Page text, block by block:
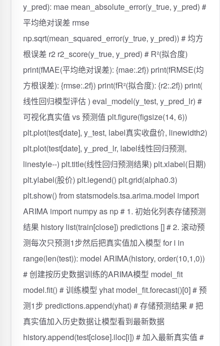
y_pred): mae mean_absolute_error(y_true, y_pred) #
平均绝对误差 rmse
np.sqrt(mean_squared_error(y_true, y_pred)) # 均方
根误差 r2 r2_score(y_true, y_pred) # R²(拟合度)
print(fMAE(平均绝对误差): {mae:.2f}) print(fRMSE(均
方根误差): {rmse:.2f}) print(fR²(拟合度): {r2:.2f}) print(
线性回归模型评估 ) eval_model(y_test, y_pred_lr) #
可视化真实值 vs 预测值 plt.figure(figsize(14, 6))
plt.plot(test[date], y_test, label真实收盘价, linewidth2)
plt.plot(test[date], y_pred_lr, label线性回归预测,
linestyle--) plt.title(线性回归预测结果) plt.xlabel(日期)
plt.ylabel(股价) plt.legend() plt.grid(alpha0.3)
plt.show() from statsmodels.tsa.arima.model import
ARIMA import numpy as np # 1. 初始化列表存储预测
结果 history list(train[close]) predictions [] # 2. 滚动预
测每次只预测1步然后把真实值加入模型 for i in
range(len(test)): model ARIMA(history, order(10,1,0))
# 创建按历史数据训练的ARIMA模型 model_fit
model.fit() # 训练模型 yhat model_fit.forecast()[0] # 预
测1步 predictions.append(yhat) # 存储预测结果 # 把
真实值加入历史数据让模型看到最新数据
history.append(test[close].iloc[i]) # 加入最新真实值 #